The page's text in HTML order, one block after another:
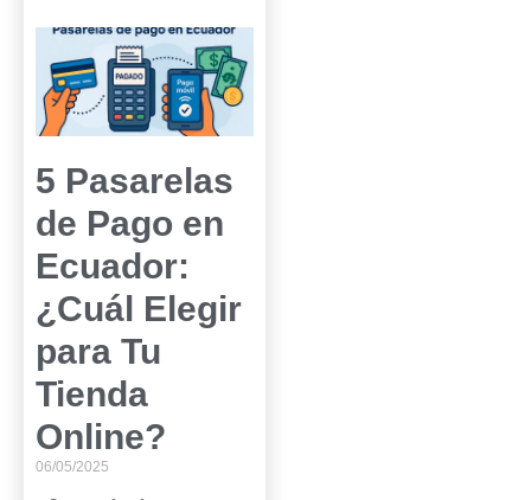
5 Pasarelas
de Pago en
Ecuador:
¿Cuál Elegir
para Tu
Tienda
Online?
06/05/2025